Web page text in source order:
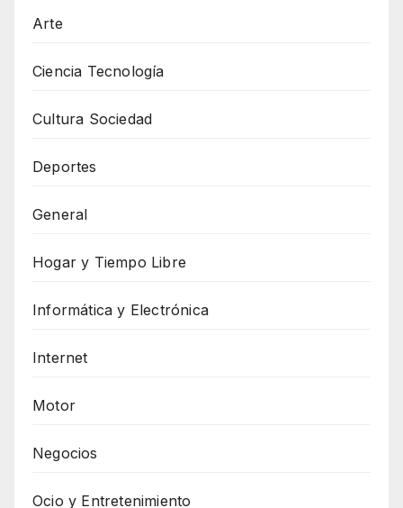
Arte
Ciencia Tecnología
Cultura Sociedad
Deportes
General
Hogar y Tiempo Libre
Informática y Electrónica
Internet
Motor
Negocios
Ocio y Entretenimiento